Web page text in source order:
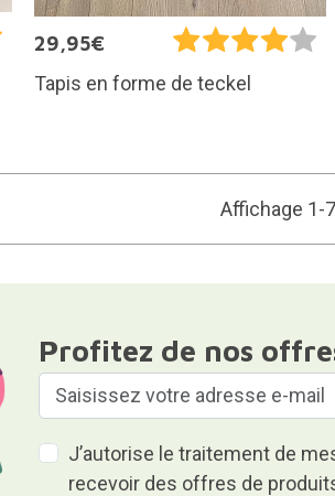
29,95€
Tapis en forme de teckel
Affichage 1-
Profitez de nos
J’autorise le traitement de
recevoir des offres de